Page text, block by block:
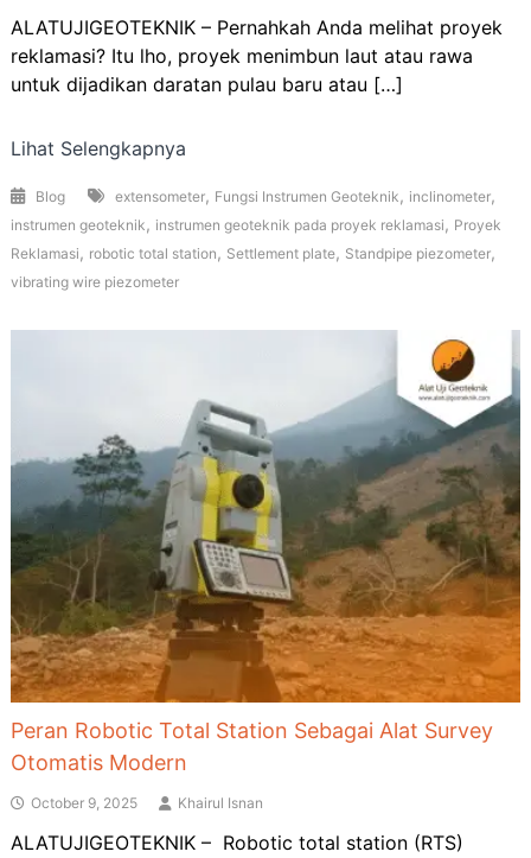
ALATUJIGEOTEKNIK – Pernahkah Anda melihat proyek
reklamasi? Itu lho, proyek menimbun laut atau rawa
untuk dijadikan daratan pulau baru atau […]
Lihat Selengkapnya
Blog extensometer, Fungsi Instrumen Geoteknik , inclinometer,
instrumen geoteknik , instrumen geoteknik pada proyek reklamasi , Proyek
Reklamasi , robotic total station , Settlement plate, Standpipe piezometer,
vibrating wire piezometer
Peran Robotic Total Station Sebagai Alat Survey
Otomatis Modern
October 9, 2025 Khairul Isnan
ALATUJIGEOTEKNIK – Robotic total station (RTS)